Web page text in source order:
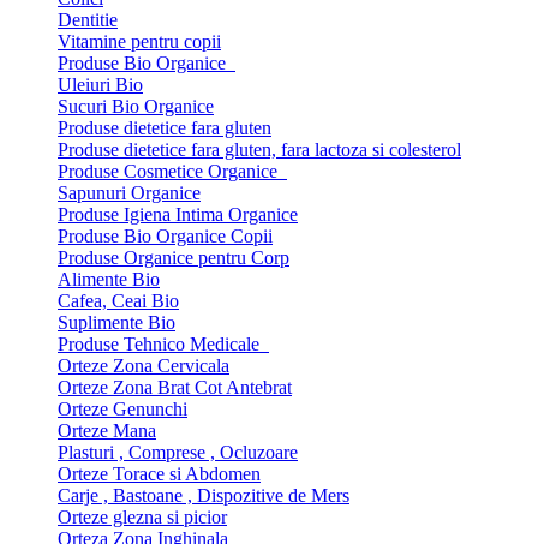
Dentitie
Vitamine pentru copii
Produse Bio Organice
Uleiuri Bio
Sucuri Bio Organice
Produse dietetice fara gluten
Produse dietetice fara gluten, fara lactoza si colesterol
Produse Cosmetice Organice
Sapunuri Organice
Produse Igiena Intima Organice
Produse Bio Organice Copii
Produse Organice pentru Corp
Alimente Bio
Cafea, Ceai Bio
Suplimente Bio
Produse Tehnico Medicale
Orteze Zona Cervicala
Orteze Zona Brat Cot Antebrat
Orteze Genunchi
Orteze Mana
Plasturi , Comprese , Ocluzoare
Orteze Torace si Abdomen
Carje , Bastoane , Dispozitive de Mers
Orteze glezna si picior
Orteza Zona Inghinala